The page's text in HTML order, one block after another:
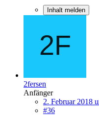
Inhalt melden
2fersen
Anfänger
2. Februar 2018
#36